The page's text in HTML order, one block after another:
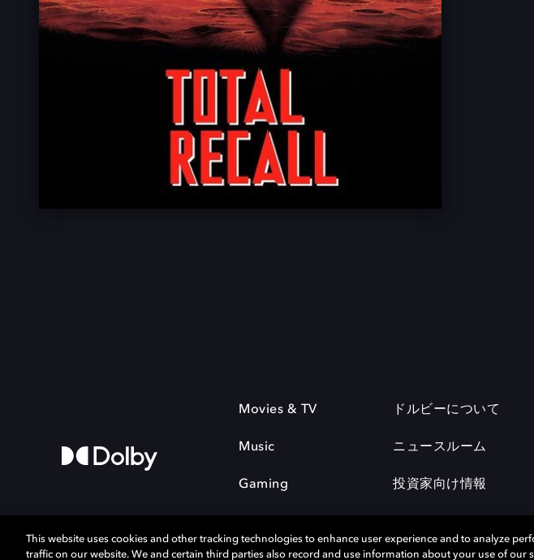
Movies & TV
Music
Gaming
ドルビーについて
ニュースルーム
投資家向け情報
This website uses cookies and other tracking technologies to enhance user experience and to analyze
traffic on our website. We and certain third parties also record and use information about your use of our